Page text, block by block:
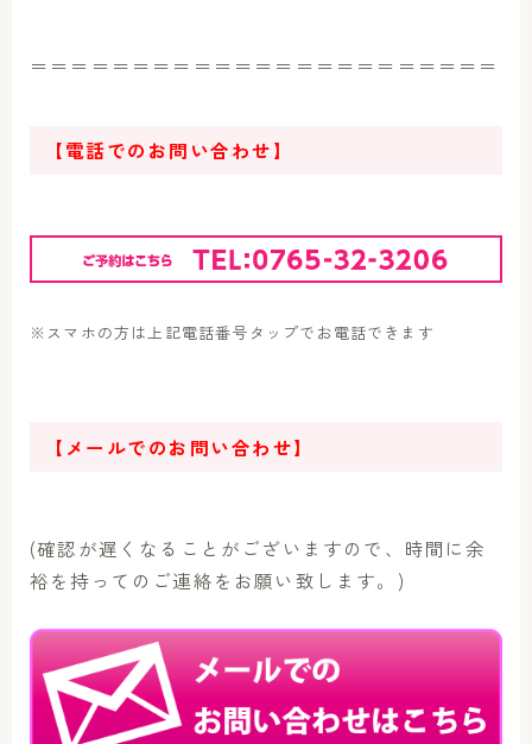
＝＝＝＝＝＝＝＝＝＝＝＝＝＝＝＝＝＝＝＝＝＝＝
【電話でのお問い合わせ】
※スマホの方は上記電話番号タップでお電話できます
【メールでのお問い合わせ】
(確認が遅くなることがございますので、時間に余
裕を持ってのご連絡をお願い致します。)